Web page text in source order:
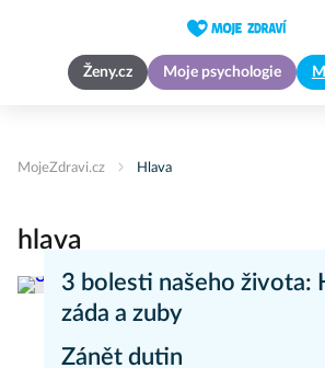
Ženy.cz Moje psychologie
MojeZdravi.cz Hlava
hlava
3 bolesti našeho života:
záda a zuby
Zdravý životní styl
Zánět dutin